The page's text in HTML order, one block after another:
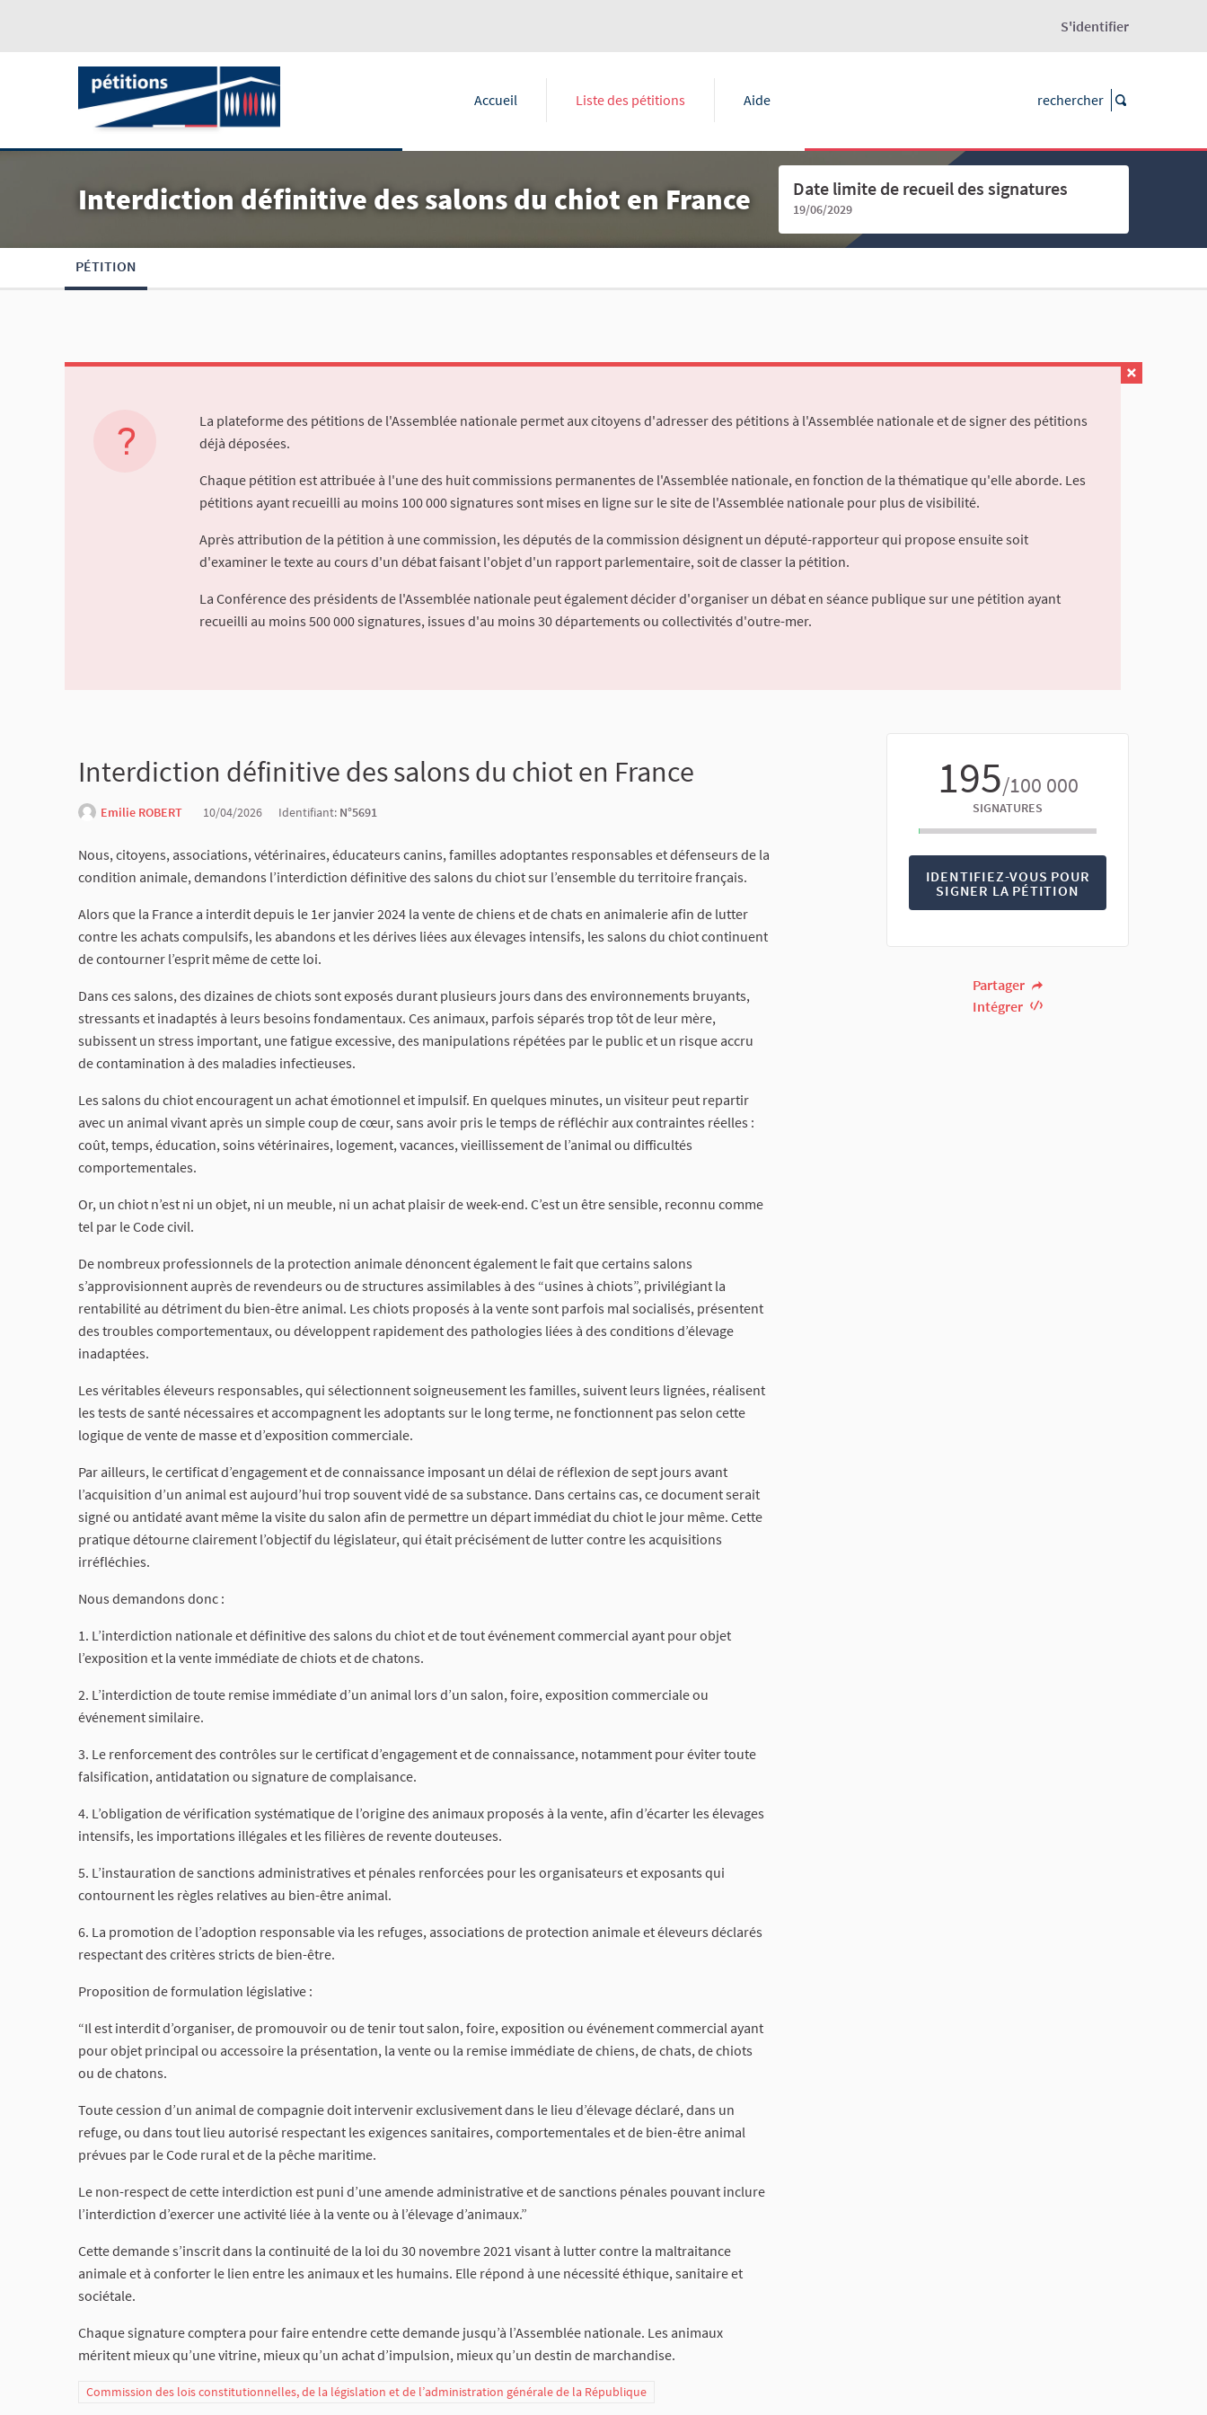
S'identifier
Accueil Liste des pétitions Aide
Interdiction définitive des salons du chiot en France Date limite de recueil des signatures
19/06/2029
PÉTITION
La plateforme des pétitions de l'Assemblée nationale permet aux citoyens d'adresser des pétitions à l'Assemblée nationale et de signer des pétitions
déjà déposées.
Chaque pétition est attribuée à l'une des huit commissions permanentes de l'Assemblée nationale, en fonction de la thématique qu'elle aborde. Les
pétitions ayant recueilli au moins 100 000 signatures sont mises en ligne sur le site de l'Assemblée nationale pour plus de visibilité.
Après attribution de la pétition à une commission, les députés de la commission désignent un député-rapporteur qui propose ensuite soit
d'examiner le texte au cours d'un débat faisant l'objet d'un rapport parlementaire, soit de classer la pétition.
La Conférence des présidents de l'Assemblée nationale peut également décider d'organiser un débat en séance publique sur une pétition ayant
recueilli au moins 500 000 signatures, issues d'au moins 30 départements ou collectivités d'outre-mer.
195/100 000
SIGNATURES
IDENTIFIEZ-VOUS POUR
SIGNER LA PÉTITION
Partager
Intégrer
Interdiction définitive des salons du chiot en France
Emilie ROBERT 10/04/2026 Identifiant: N°5691
Nous, citoyens, associations, vétérinaires, éducateurs canins, familles adoptantes responsables et défenseurs de la
condition animale, demandons l’interdiction définitive des salons du chiot sur l’ensemble du territoire français.
Alors que la France a interdit depuis le 1er janvier 2024 la vente de chiens et de chats en animalerie afin de lutter
contre les achats compulsifs, les abandons et les dérives liées aux élevages intensifs, les salons du chiot continuent
de contourner l’esprit même de cette loi.
Dans ces salons, des dizaines de chiots sont exposés durant plusieurs jours dans des environnements bruyants,
stressants et inadaptés à leurs besoins fondamentaux. Ces animaux, parfois séparés trop tôt de leur mère,
subissent un stress important, une fatigue excessive, des manipulations répétées par le public et un risque accru
de contamination à des maladies infectieuses.
Les salons du chiot encouragent un achat émotionnel et impulsif. En quelques minutes, un visiteur peut repartir
avec un animal vivant après un simple coup de cœur, sans avoir pris le temps de réfléchir aux contraintes réelles :
coût, temps, éducation, soins vétérinaires, logement, vacances, vieillissement de l’animal ou difficultés
comportementales.
Or, un chiot n’est ni un objet, ni un meuble, ni un achat plaisir de week-end. C’est un être sensible, reconnu comme
tel par le Code civil.
De nombreux professionnels de la protection animale dénoncent également le fait que certains salons
s’approvisionnent auprès de revendeurs ou de structures assimilables à des “usines à chiots”, privilégiant la
rentabilité au détriment du bien-être animal. Les chiots proposés à la vente sont parfois mal socialisés, présentent
des troubles comportementaux, ou développent rapidement des pathologies liées à des conditions d’élevage
inadaptées.
Les véritables éleveurs responsables, qui sélectionnent soigneusement les familles, suivent leurs lignées, réalisent
les tests de santé nécessaires et accompagnent les adoptants sur le long terme, ne fonctionnent pas selon cette
logique de vente de masse et d’exposition commerciale.
Par ailleurs, le certificat d’engagement et de connaissance imposant un délai de réflexion de sept jours avant
l’acquisition d’un animal est aujourd’hui trop souvent vidé de sa substance. Dans certains cas, ce document serait
signé ou antidaté avant même la visite du salon afin de permettre un départ immédiat du chiot le jour même. Cette
pratique détourne clairement l’objectif du législateur, qui était précisément de lutter contre les acquisitions
irréfléchies.
Nous demandons donc :
1. L’interdiction nationale et définitive des salons du chiot et de tout événement commercial ayant pour objet
l’exposition et la vente immédiate de chiots et de chatons.
2. L’interdiction de toute remise immédiate d’un animal lors d’un salon, foire, exposition commerciale ou
événement similaire.
3. Le renforcement des contrôles sur le certificat d’engagement et de connaissance, notamment pour éviter toute
falsification, antidatation ou signature de complaisance.
4. L’obligation de vérification systématique de l’origine des animaux proposés à la vente, afin d’écarter les élevages
intensifs, les importations illégales et les filières de revente douteuses.
5. L’instauration de sanctions administratives et pénales renforcées pour les organisateurs et exposants qui
contournent les règles relatives au bien-être animal.
6. La promotion de l’adoption responsable via les refuges, associations de protection animale et éleveurs déclarés
respectant des critères stricts de bien-être.
Proposition de formulation législative :
“Il est interdit d’organiser, de promouvoir ou de tenir tout salon, foire, exposition ou événement commercial ayant
pour objet principal ou accessoire la présentation, la vente ou la remise immédiate de chiens, de chats, de chiots
ou de chatons.
Toute cession d’un animal de compagnie doit intervenir exclusivement dans le lieu d’élevage déclaré, dans un
refuge, ou dans tout lieu autorisé respectant les exigences sanitaires, comportementales et de bien-être animal
prévues par le Code rural et de la pêche maritime.
Le non-respect de cette interdiction est puni d’une amende administrative et de sanctions pénales pouvant inclure
l’interdiction d’exercer une activité liée à la vente ou à l’élevage d’animaux.”
Cette demande s’inscrit dans la continuité de la loi du 30 novembre 2021 visant à lutter contre la maltraitance
animale et à conforter le lien entre les animaux et les humains. Elle répond à une nécessité éthique, sanitaire et
sociétale.
Chaque signature comptera pour faire entendre cette demande jusqu’à l’Assemblée nationale. Les animaux
méritent mieux qu’une vitrine, mieux qu’un achat d’impulsion, mieux qu’un destin de marchandise.
Commission des lois constitutionnelles, de la législation et de l’administration générale de la République